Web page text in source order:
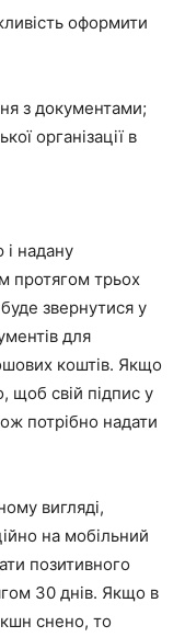
оформити
з документами;
організації в
і надану
протягом трьох
звернутися у
для
коштів. Якщо
щоб свій підпис у
потрібно надати
вигляді,
на мобільний
позитивного
30 днів. Якщо в
снено, то